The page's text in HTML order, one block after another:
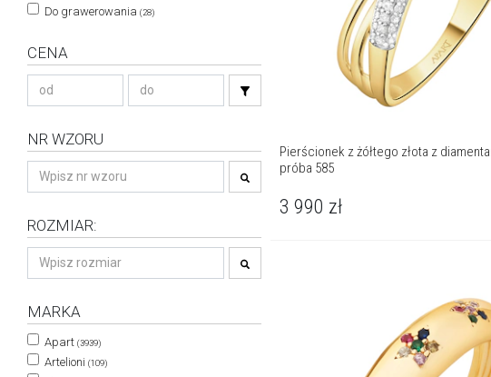
Do grawerowania (28)
CENA
NR WZORU
ROZMIAR:
MARKA
Apart (3939)
Artelioni (109)
Pierścionek z żółtego złota z
próba 585
3 990 zł